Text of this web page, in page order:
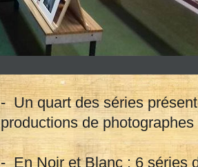
©
- Un quart des séries
productions de
- En Noir et Blanc : 6 séries